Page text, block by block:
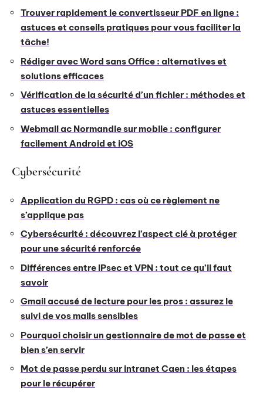
Trouver rapidement le convertisseur PDF en ligne :
astuces et conseils pratiques pour vous faciliter la
tâche!
Rédiger avec Word sans Office : alternatives et
solutions efficaces
Vérification de la sécurité d’un fichier : méthodes et
astuces essentielles
Webmail ac Normandie sur mobile : configurer
facilement Android et iOS
Cybersécurité
Application du RGPD : cas où ce règlement ne
s’applique pas
Cybersécurité : découvrez l’aspect clé à protéger
pour une sécurité renforcée
Différences entre IPsec et VPN : tout ce qu’il faut
savoir
Gmail accusé de lecture pour les pros : assurez le
suivi de vos mails sensibles
Pourquoi choisir un gestionnaire de mot de passe et
bien s’en servir
Mot de passe perdu sur intranet Caen : les étapes
pour le récupérer